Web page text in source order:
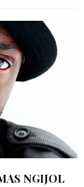
NGIJOL